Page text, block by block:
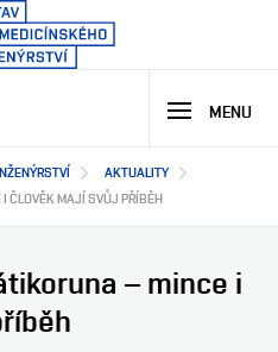
MENU
AKTUALITY
ČLOVĚK MAJÍ SVŮJ PŘÍBĚH
– mince i